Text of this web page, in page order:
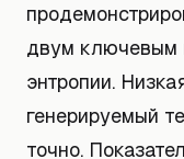
двум ключевым
энтропии.
генерируемый
точно.